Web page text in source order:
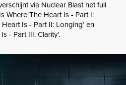
via Nuclear Blast het full
Where The Heart Is - Part I:
Heart Is - Part II: Longing’ en
- Part III: Clarity’.